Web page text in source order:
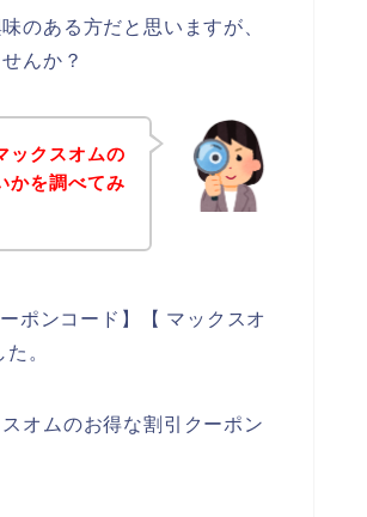
のある方だと思いますが、
んか？
ックスオムの
かを調べてみ
ポンコード】【 マックスオ
。
オムのお得な割引クーポン